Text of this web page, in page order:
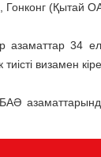
(Қытай
азаматтар 34
визамен
БАӘ